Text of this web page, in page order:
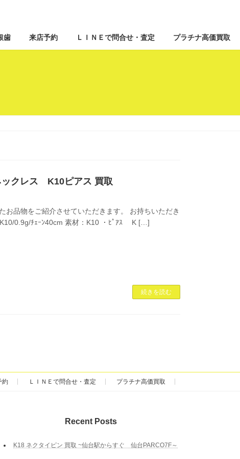
歯 来店予約 ＬＩＮＥで問合せ・査定 プラチナ高価買取
ックレス K10ピアス 買取
品物をご紹介させていただきます。 お持ちいただき
0.9g/ﾁｪｰﾝ40cm 素材：K10 ・ﾋﾟｱｽ K […]
続きを読む
約 ＬＩＮＥで問合せ・査定 プラチナ高価買取
Recent Posts
K18 ネクタイピン 買取 ~仙台駅からすぐ 仙台PARCO7F～